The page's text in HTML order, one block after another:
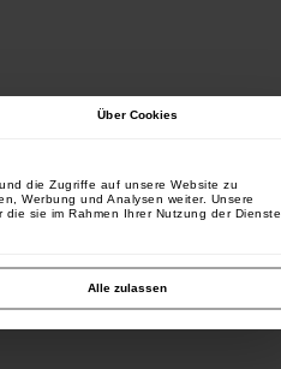
Über Cookies
die Zugriffe auf unsere Website zu
Werbung und Analysen weiter. Unsere
sie im Rahmen Ihrer Nutzung der Dienste
Alle zulassen